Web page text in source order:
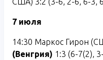
7 июля
14:30 Маркос Гирон
(Венгрия) 1:3 (6-7(2),